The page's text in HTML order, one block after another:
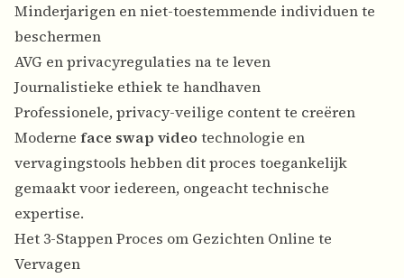
Minderjarigen en niet-toestemmende individuen te
beschermen
AVG en privacyregulaties na te leven
Journalistieke ethiek te handhaven
Professionele, privacy-veilige content te creëren
Moderne face swap video technologie en
vervagingstools hebben dit proces toegankelijk
gemaakt voor iedereen, ongeacht technische
expertise.
Het 3-Stappen Proces om Gezichten Online te
Vervagen